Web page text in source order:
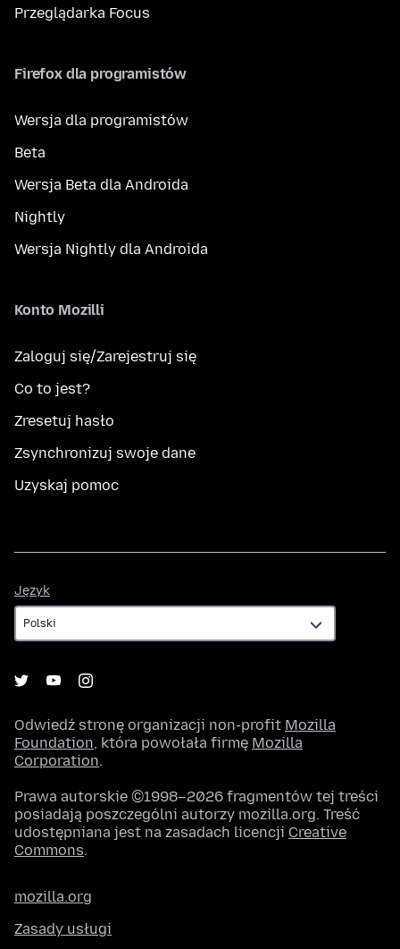
Przeglądarka Focus
Firefox dla programistów
Wersja dla programistów
Beta
Wersja Beta dla Androida
Nightly
Wersja Nightly dla Androida
Konto Mozilli
Zaloguj się/Zarejestruj się
Co to jest?
Zresetuj hasło
Zsynchronizuj swoje dane
Uzyskaj pomoc
Język
Odwiedź stronę organizacji non-profit Mozilla
Foundation, która powołała firmę Mozilla
Corporation.
Prawa autorskie ©1998–2026 fragmentów tej treści
posiadają poszczególni autorzy mozilla.org. Treść
udostępniana jest na zasadach licencji Creative
Commons.
mozilla.org
Zasady usługi